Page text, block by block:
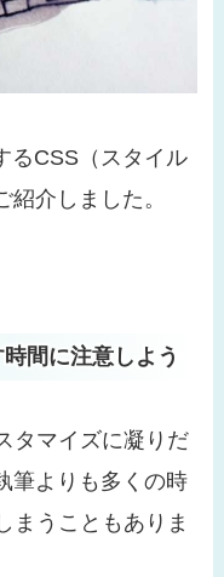
るCSS（スタイル
介しました。
間に注意しよう
タマイズに凝りだ
筆よりも多くの時
まうこともありま